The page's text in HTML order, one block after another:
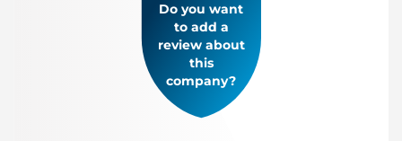
Do you want
to add a
review about
this
company?